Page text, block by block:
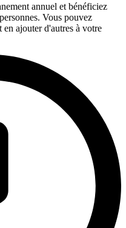
annuel et bénéficiez
Vous pouvez
ajouter d'autres à votre